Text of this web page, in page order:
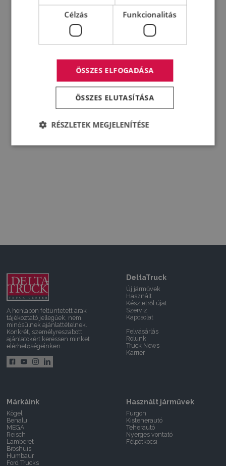
A honlapon feltüntetett árak
tájékoztató jellegűek, nem
minősülnek ajánlattételnek.
Konkrét, személyreszabott
ajánlatokért keressen minket
elérhetőségeinken.
DeltaTruck
Új járművek
Használt
Készletről újat
Szerviz
Kapcsolat
Felvásárlás
Rólunk
Truck News
Karrier
Márkáink
Kögel
Benalu
MEGA
Reisch
Lamberet
Broshuis
Humbaur
Ford Trucks
Használt járművek
Furgon
Kisteherautó
Teherautó
Nyerges vontató
Félpótkocsi
Célzás Funkcionalitás
ÖSSZES ELFOGADÁSA
ÖSSZES ELUTASÍTÁSA
RÉSZLETEK MEGJELENÍTÉSE